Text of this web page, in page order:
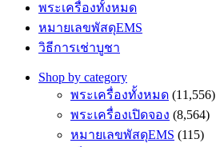
พระเครื่องทั้งหมด
หมายเลขพัสดุEMS
วิธีการเช่าบูชา
Shop by category
พระเครื่องทั้งหมด (11,556)
พระเครื่องเปิดจอง (8,564)
หมายเลขพัสดุEMS (115)